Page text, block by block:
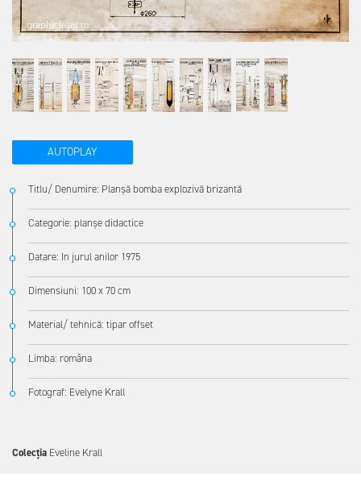
AUTOPLAY
Titlu/ Denumire: Planșă bomba explozivă brizantă
Categorie: planșe didactice
Datare: In jurul anilor 1975
Dimensiuni: 100 x 70 cm
Material/ tehnică: tipar offset
Limba: româna
Fotograf: Evelyne Krall
Colecția Eveline Krall